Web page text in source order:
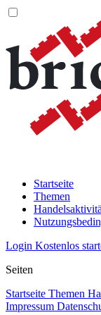
Startseite
Themen
Login Kostenlos
Seiten
Startseite Themen
Impressum